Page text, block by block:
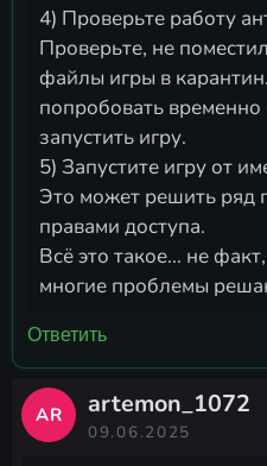
4) Проверьте работу
Проверьте, не
файлы игры в
попробовать
запустить игру.
5) Запустите игру от
Это может решить ряд
правами доступа.
Всё это такое... не
многие проблемы
Ответить
AR artemon_1072
09.06.2025